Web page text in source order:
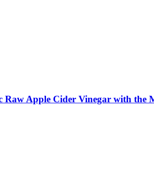
Raw Apple Cider Vinegar with